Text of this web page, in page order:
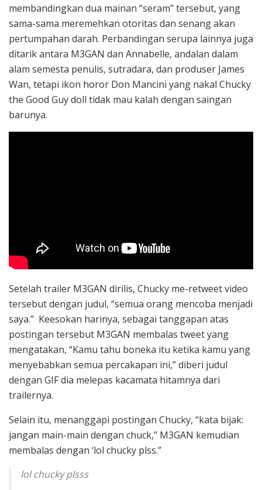
membandingkan dua mainan “seram” tersebut, yang
sama-sama meremehkan otoritas dan senang akan
pertumpahan darah. Perbandingan serupa lainnya juga
ditarik antara M3GAN dan Annabelle, andalan dalam
alam semesta penulis, sutradara, dan produser James
Wan, tetapi ikon horor Don Mancini yang nakal Chucky
the Good Guy doll tidak mau kalah dengan saingan
barunya.
Setelah trailer M3GAN dirilis, Chucky me-retweet video
tersebut dengan judul, “semua orang mencoba menjadi
saya.” Keesokan harinya, sebagai tanggapan atas
postingan tersebut M3GAN membalas tweet yang
mengatakan, “Kamu tahu boneka itu ketika kamu yang
menyebabkan semua percakapan ini,” diberi judul
dengan GIF dia melepas kacamata hitamnya dari
trailernya.
Selain itu, menanggapi postingan Chucky, “kata bijak:
jangan main-main dengan chuck,” M3GAN kemudian
membalas dengan ‘lol chucky plss.”
lol chucky plsss